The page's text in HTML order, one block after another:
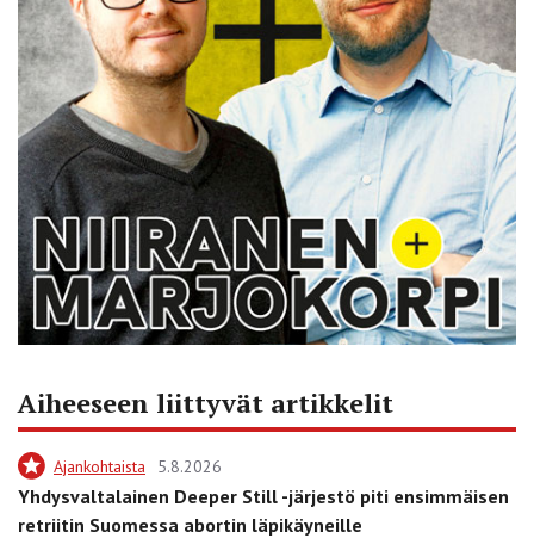
Aiheeseen liittyvät artikkelit
Ajankohtaista 5.8.2026
Yhdysvaltalainen Deeper Still -järjestö piti ensimmäisen
retriitin Suomessa abortin läpikäyneille